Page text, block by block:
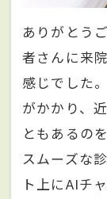
ありがとう
者さんに来
感じでした
がかかり、
ともあるの
スムーズな
ト上にAIチ